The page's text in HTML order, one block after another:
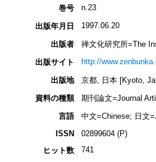
巻号
n.23
出版年月日 1997.06.20
出版者
禅文化研究所=The
出版サイト
http://
出版地
京都, 日本 [Kyoto,
資料の種類
期刊論文=Journal
言語
中文=Chinese; 日文
ISSN
02899604 (P)
ヒット数
741